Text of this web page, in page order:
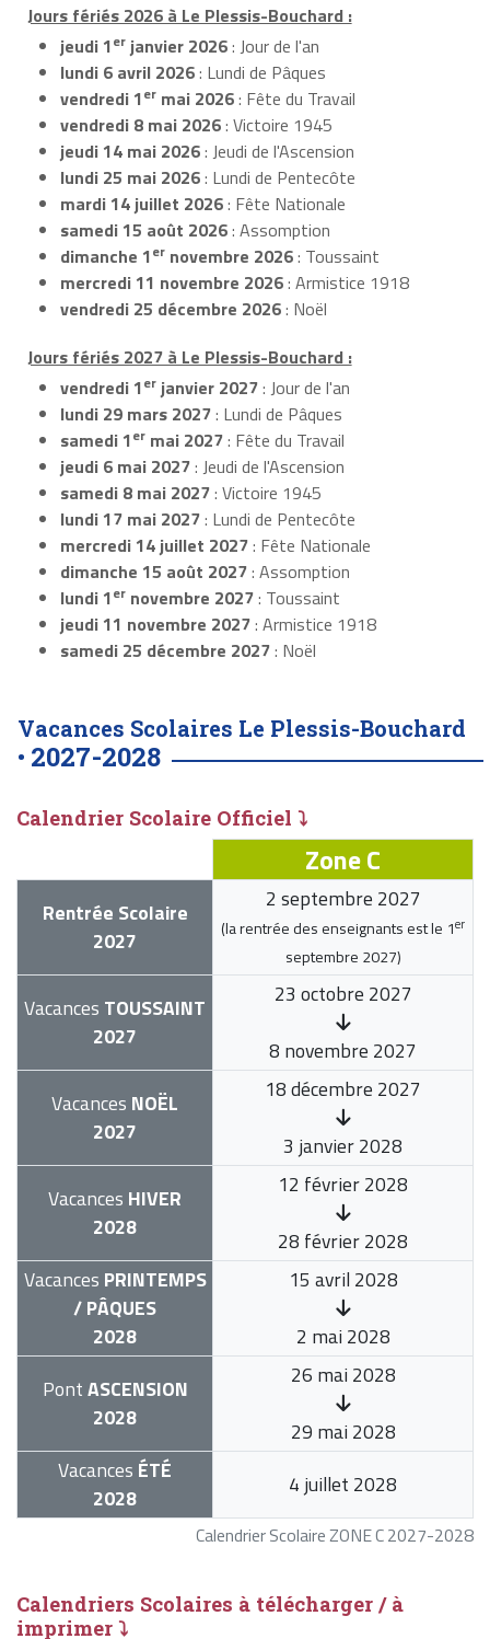
Jours fériés 2026 à Le Plessis-Bouchard :
jeudi 1er janvier 2026: Jour de l'an
lundi 6 avril 2026: Lundi de Pâques
vendredi 1er mai 2026: Fête du Travail
vendredi 8 mai 2026: Victoire 1945
jeudi 14 mai 2026: Jeudi de l'Ascension
lundi 25 mai 2026: Lundi de Pentecôte
mardi 14 juillet 2026: Fête Nationale
samedi 15 août 2026: Assomption
dimanche 1er novembre 2026: Toussaint
mercredi 11 novembre 2026: Armistice 1918
vendredi 25 décembre 2026: Noël
Jours fériés 2027 à Le Plessis-Bouchard :
vendredi 1er janvier 2027: Jour de l'an
lundi 29 mars 2027: Lundi de Pâques
samedi 1er mai 2027: Fête du Travail
jeudi 6 mai 2027: Jeudi de l'Ascension
samedi 8 mai 2027: Victoire 1945
lundi 17 mai 2027: Lundi de Pentecôte
mercredi 14 juillet 2027: Fête Nationale
dimanche 15 août 2027: Assomption
lundi 1er novembre 2027: Toussaint
jeudi 11 novembre 2027: Armistice 1918
samedi 25 décembre 2027: Noël
Vacances Scolaires Le Plessis-Bouchard
• 2027-2028
Calendrier Scolaire Officiel ⤵
Calendrier Scolaire ZONE C 2027-2028
Zone C
Rentrée Scolaire
2027
2 septembre 2027
(la rentrée des enseignants est le 1er
septembre 2027)
Vacances TOUSSAINT
2027
23 octobre 2027
8 novembre 2027
Vacances NOËL
2027
18 décembre 2027
3 janvier 2028
Vacances HIVER
2028
12 février 2028
28 février 2028
Vacances PRINTEMPS
/ PÂQUES
2028
15 avril 2028
2 mai 2028
PontASCENSION
2028
26 mai 2028
29 mai 2028
Vacances ÉTÉ
2028
4 juillet 2028
Calendriers Scolaires à télécharger / à
imprimer ⤵